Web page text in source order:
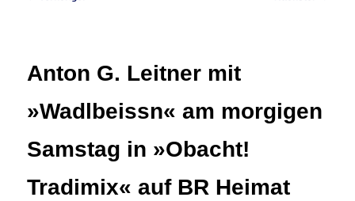
Anton G. Leitner mit
»Wadlbeissn« am morgigen
Samstag in »Obacht!
Tradimix« auf BR Heimat